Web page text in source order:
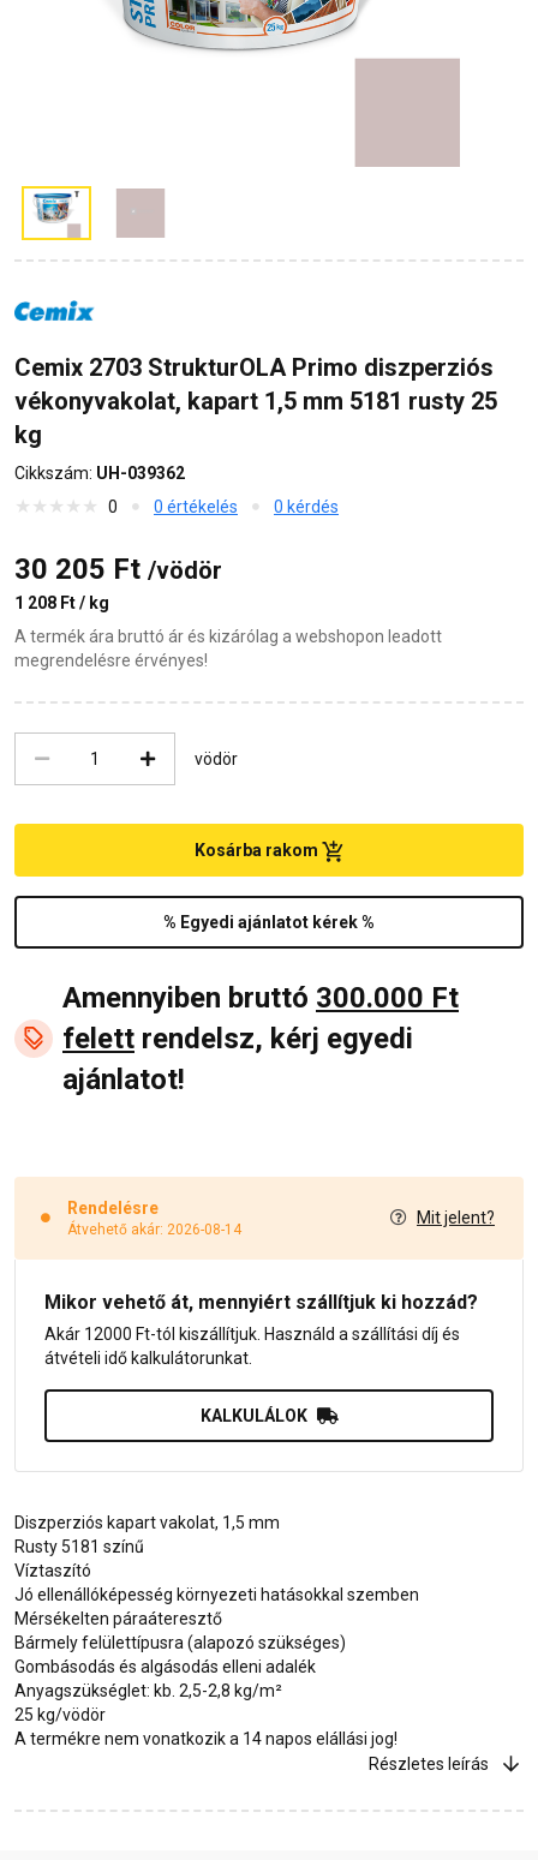
Cemix 2703 StrukturOLA Primo diszperziós
vékonyvakolat, kapart 1,5 mm 5181 rusty 25
kg
Cikkszám: UH-039362
0
0 értékelés 0 kérdés
30 205 Ft /vödör
1 208 Ft / kg
A termék ára bruttó ár és kizárólag a webshopon leadott
megrendelésre érvényes!
vödör
% Egyedi ajánlatot kérek %
Kosárba rakom
Amennyiben bruttó 300.000 Ft
felett rendelsz, kérj egyedi
ajánlatot!
Rendelésre
Átvehető akár: 2026-08-14
Mit jelent?
Mikor vehető át, mennyiért szállítjuk ki hozzád?
Akár 12000 Ft-tól kiszállítjuk. Használd a szállítási díj és
átvételi idő kalkulátorunkat.
KALKULÁLOK
Diszperziós kapart vakolat, 1,5 mm
Rusty 5181 színű
Víztaszító
Jó ellenállóképesség környezeti hatásokkal szemben
Mérsékelten páraáteresztő
Bármely felülettípusra (alapozó szükséges)
Gombásodás és algásodás elleni adalék
Anyagszükséglet: kb. 2,5-2,8 kg/m²
25 kg/vödör
A termékre nem vonatkozik a 14 napos elállási jog!
Részletes leírás